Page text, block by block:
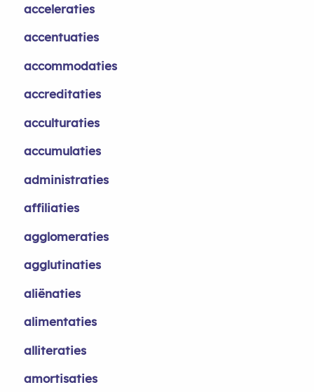
acceleraties
accentuaties
accommodaties
accreditaties
acculturaties
accumulaties
administraties
affiliaties
agglomeraties
agglutinaties
aliënaties
alimentaties
alliteraties
amortisaties